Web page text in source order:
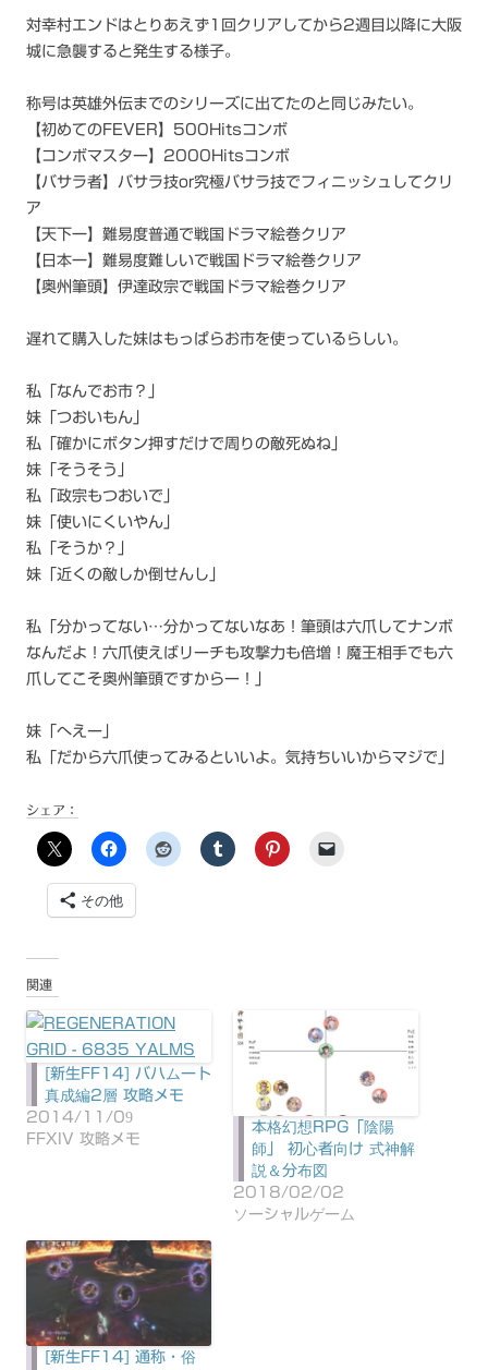
対幸村エンドはとりあえず1回クリアしてから2週目以降に大阪
城に急襲すると発生する様子。
称号は英雄外伝までのシリーズに出てたのと同じみたい。
【初めてのFEVER】500Hitsコンボ
【コンボマスター】2000Hitsコンボ
【バサラ者】バサラ技or究極バサラ技でフィニッシュしてクリ
ア
【天下一】難易度普通で戦国ドラマ絵巻クリア
【日本一】難易度難しいで戦国ドラマ絵巻クリア
【奥州筆頭】伊達政宗で戦国ドラマ絵巻クリア
遅れて購入した妹はもっぱらお市を使っているらしい。
私「なんでお市？」
妹「つおいもん」
私「確かにボタン押すだけで周りの敵死ぬね」
妹「そうそう」
私「政宗もつおいで」
妹「使いにくいやん」
私「そうか？」
妹「近くの敵しか倒せんし」
私「分かってない…分かってないなあ！筆頭は六爪してナンボ
なんだよ！六爪使えばリーチも攻撃力も倍増！魔王相手でも六
爪してこそ奥州筆頭ですからー！」
妹「へえー」
私「だから六爪使ってみるといいよ。気持ちいいからマジで」
シェア：
その他
関連
[新生FF14] バハムート
真成編2層 攻略メモ
2014/11/09
FFXIV 攻略メモ
本格幻想RPG「陰陽
師」 初心者向け 式神解
説＆分布図
2018/02/02
ソーシャルゲーム
[新生FF14] 通称・俗